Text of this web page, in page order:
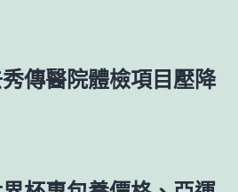
傳醫院體檢項目壓降